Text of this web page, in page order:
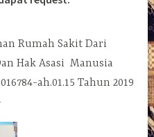
Rumah Sakit Dari
Hak Asasi Manusia
ah.01.15 Tahun 2019